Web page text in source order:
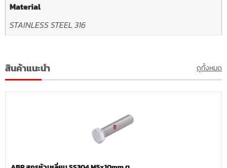
Material
STAINLESS STEEL 316
สินค้าแนะนำ ดูทั้งหมด